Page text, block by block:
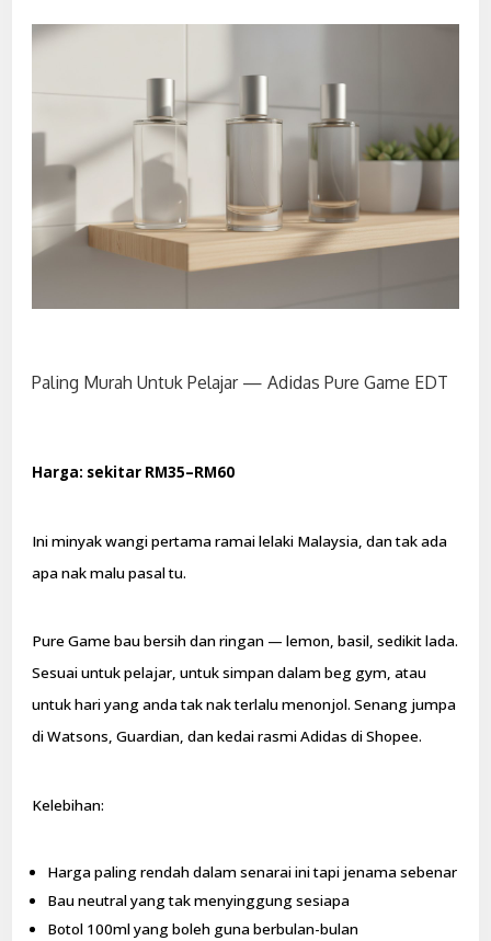
Paling Murah Untuk Pelajar — Adidas Pure Game EDT
Harga: sekitar RM35–RM60
Ini minyak wangi pertama ramai lelaki Malaysia, dan tak ada
apa nak malu pasal tu.
Pure Game bau bersih dan ringan — lemon, basil, sedikit lada.
Sesuai untuk pelajar, untuk simpan dalam beg gym, atau
untuk hari yang anda tak nak terlalu menonjol. Senang jumpa
di Watsons, Guardian, dan kedai rasmi Adidas di Shopee.
Kelebihan:
Harga paling rendah dalam senarai ini tapi jenama sebenar
Bau neutral yang tak menyinggung sesiapa
Botol 100ml yang boleh guna berbulan-bulan